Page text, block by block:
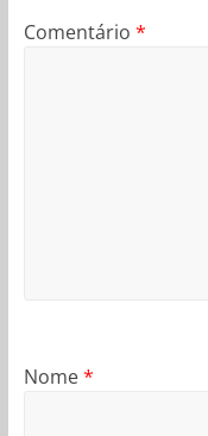
Comentário *
Nome*